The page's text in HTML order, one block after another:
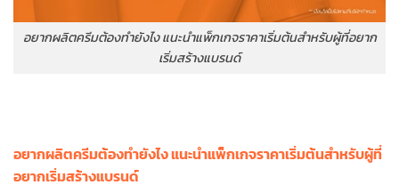
อยากผลิตครีมต้องทำยังไง แนะนำแพ็กเกจราคาเริ่มต้นสำหรับผู้ที่อยาก
เริ่มสร้างแบรนด์
อยากผลิตครีมต้องทำยังไง แนะนำแพ็กเกจราคาเริ่มต้นสำหรับผู้ที่
อยากเริ่มสร้างแบรนด์